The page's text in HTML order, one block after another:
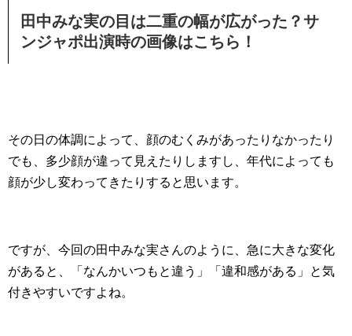
田中みな実の目は二重の幅が広がった？サ
ンジャポ出演時の画像はこちら！
その日の体調によって、顔のむくみがあったりなかったり
でも、多少顔が違って見えたりしますし、年代によっても
顔が少し変わってきたりすると思います。
ですが、今回の田中みな実さんのように、急に大きな変化
があると、「なんかいつもと違う」「違和感がある」と気
付きやすいですよね。